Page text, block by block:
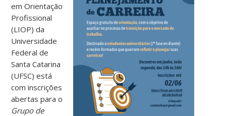
em Orientação
Profissional
(LIOP) da
Universidade
Federal de
Santa Catarina
(UFSC) está
com inscrições
abertas para o
Grupo de